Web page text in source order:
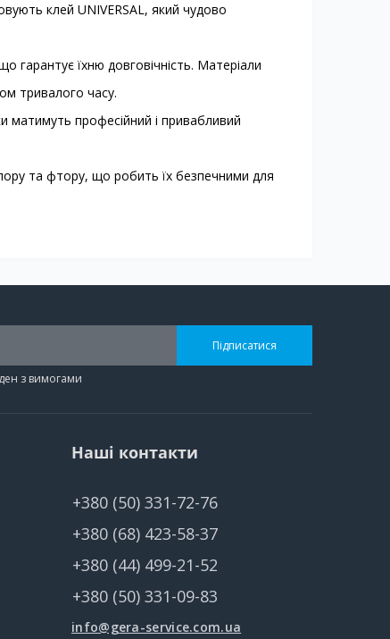
клей UNIVERSAL, який чудово
гарантує їхню довговічність. Матеріали
тривалого часу.
матимуть професійний і привабливий
та фтору, що робить їх безпечними для
Підписатися
з вимогами
Наші контакти
+380 (50) 331-72-76
+380 (68) 423-58-37
+380 (44) 499-21-52
+380 (50) 331-09-83
info@gera-service.com.ua